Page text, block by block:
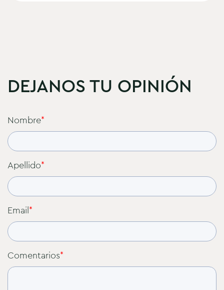
DEJANOS TU OPINIÓN
Nombre*
Apellido*
Email*
Comentarios*